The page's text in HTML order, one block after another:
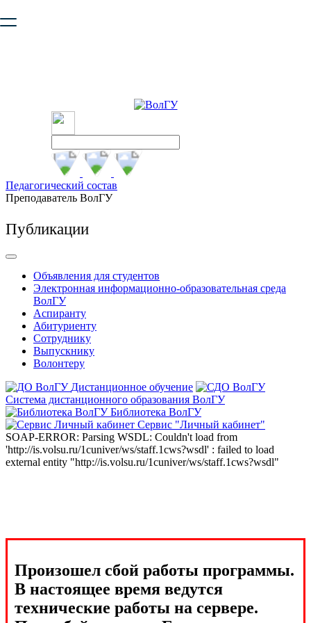
безопасную работу с сайтом. Пожалуйста
Педагогический состав
Преподаватель ВолГУ
Публикации
Объявления для студентов
Электронная информационно-образовательная среда
ВолГУ
Аспиранту
Абитуриенту
Сотруднику
Выпускнику
Волонтеру
Дистанционное обучение
Система дистанционного образования ВолГУ
Библиотека ВолГУ
Сервис "Личный кабинет"
SOAP-ERROR: Parsing WSDL: Couldn't load from
'http://is.volsu.ru/1cuniver/ws/staff.1cws?wsdl' : failed to load
external entity "http://is.volsu.ru/1cuniver/ws/staff.1cws?wsdl"
Произошел сбой работы программы.
В настоящее время ведутся
технические работы на сервере.